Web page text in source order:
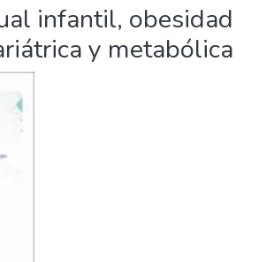
infantil, obesidad
y metabólica